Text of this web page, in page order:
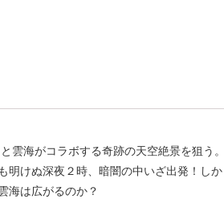
雲海がコラボする奇跡の天空絶景を狙う
明けぬ深夜２時、暗闇の中いざ出発！し
海は広がるのか？